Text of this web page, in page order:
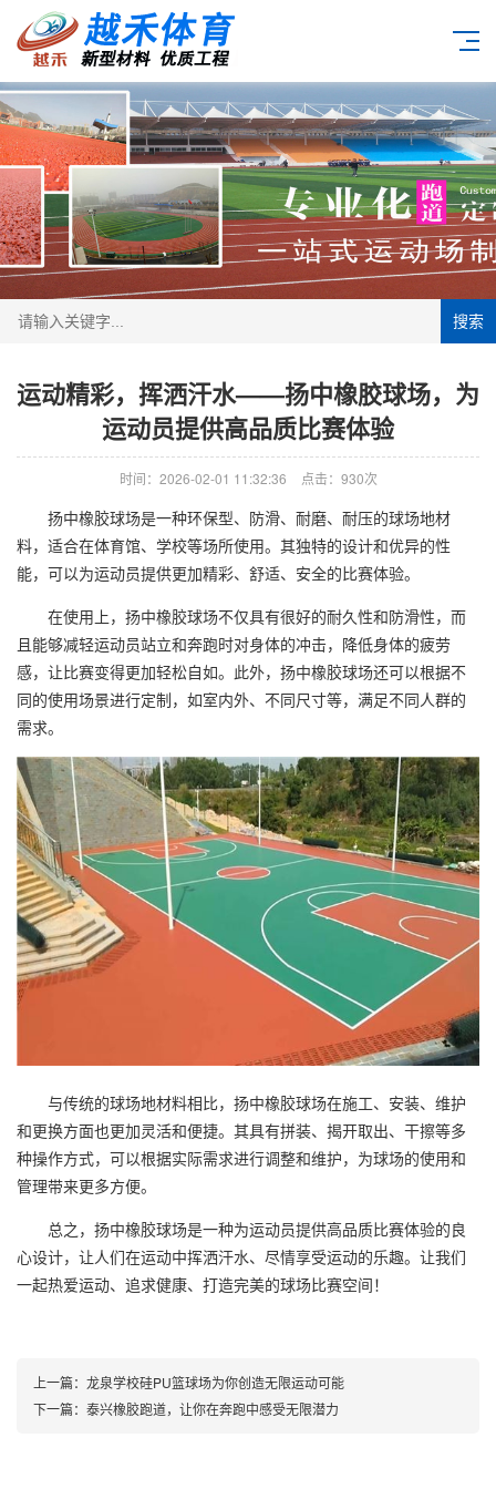
搜索
运动精彩，挥洒汗水——扬中橡胶球场，为
运动员提供高品质比赛体验
时间：2026-02-01 11:32:36 点击：930次
扬中橡胶球场是一种环保型、防滑、耐磨、耐压的球场地材
料，适合在体育馆、学校等场所使用。其独特的设计和优异的性
能，可以为运动员提供更加精彩、舒适、安全的比赛体验。
在使用上，扬中橡胶球场不仅具有很好的耐久性和防滑性，而
且能够减轻运动员站立和奔跑时对身体的冲击，降低身体的疲劳
感，让比赛变得更加轻松自如。此外，扬中橡胶球场还可以根据不
同的使用场景进行定制，如室内外、不同尺寸等，满足不同人群的
需求。
与传统的球场地材料相比，扬中橡胶球场在施工、安装、维护
和更换方面也更加灵活和便捷。其具有拼装、揭开取出、干擦等多
种操作方式，可以根据实际需求进行调整和维护，为球场的使用和
管理带来更多方便。
总之，扬中橡胶球场是一种为运动员提供高品质比赛体验的良
心设计，让人们在运动中挥洒汗水、尽情享受运动的乐趣。让我们
一起热爱运动、追求健康、打造完美的球场比赛空间！
上一篇： 龙泉学校硅PU篮球场为你创造无限运动可能
下一篇： 泰兴橡胶跑道，让你在奔跑中感受无限潜力